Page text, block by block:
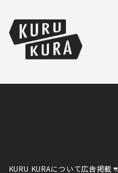
KURU KURAについて広告掲載